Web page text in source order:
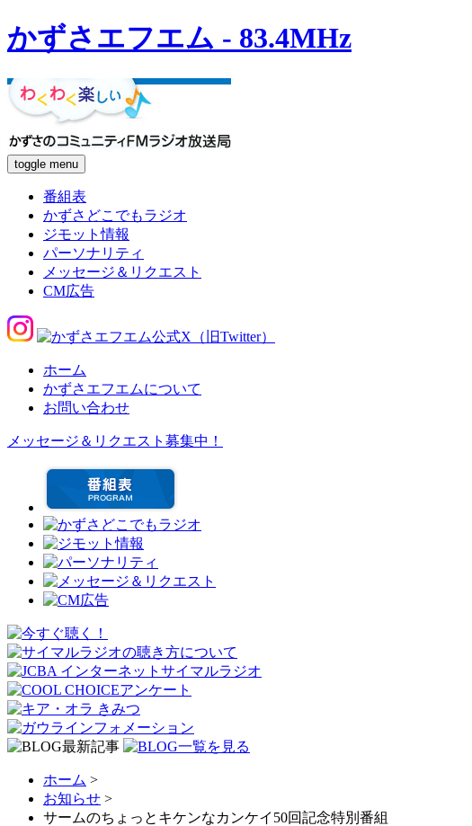
かずさエフエム - 83.4MHz
toggle menu
番組表
かずさどこでもラジオ
ジモット情報
パーソナリティ
メッセージ＆リクエスト
CM広告
ホーム
かずさエフエムについて
お問い合わせ
メッセージ＆リクエスト募集中！
ホーム >
お知らせ >
サームのちょっとキケンなカンケイ50回記念特別番組